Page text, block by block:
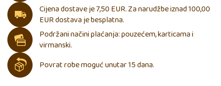
Cijena dostave je 7,50 EUR. Za narudžbe iznad 100,00
EUR dostava je besplatna.
Podržani načini plaćanja: pouzećem, karticama i
virmanski.
Povrat robe moguć unutar 15 dana.